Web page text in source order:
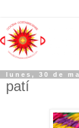
lunes, 30 de
patí